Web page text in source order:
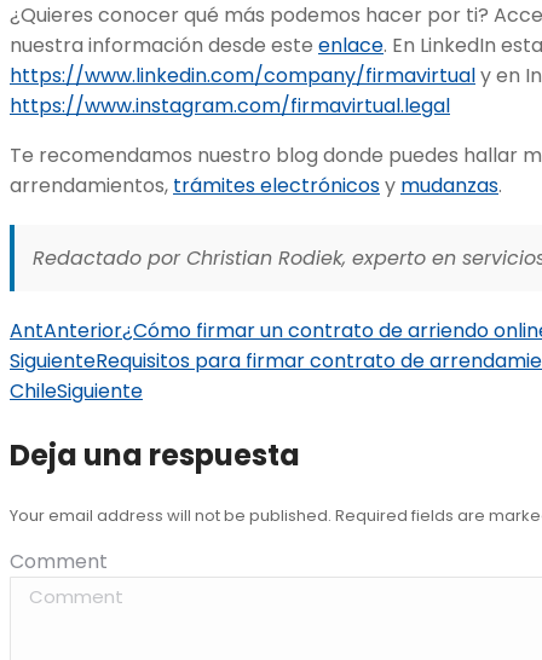
¿Quieres conocer qué más podemos hacer por ti?
nuestra información desde este enlace. En LinkedIn
https://www.linkedin.com/company/firmavirtualy en
https://www.instagram.com/firmavirtual.legal
Te recomendamos nuestro blog donde puedes hallar
arrendamientos, trámites electrónicosy mudanzas.
Redactado por Christian Rodiek, experto en
AntAnterior¿Cómo firmar un contrato de arriendo
SiguienteRequisitos para firmar contrato de
ChileSiguiente
Deja una respuesta
Your email address will not be published. Required fields are
Comment